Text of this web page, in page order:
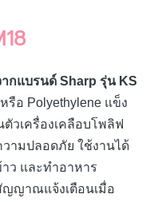
กแบรนด์ Sharp รุ่น KS
รือ Polyethylene แข็ง
วเครื่องเคลือบโพลิฟ
ามปลอดภัย ใช้งานได้
ว และทำอาหาร
ญญาณแจ้งเตือนเมื่อ